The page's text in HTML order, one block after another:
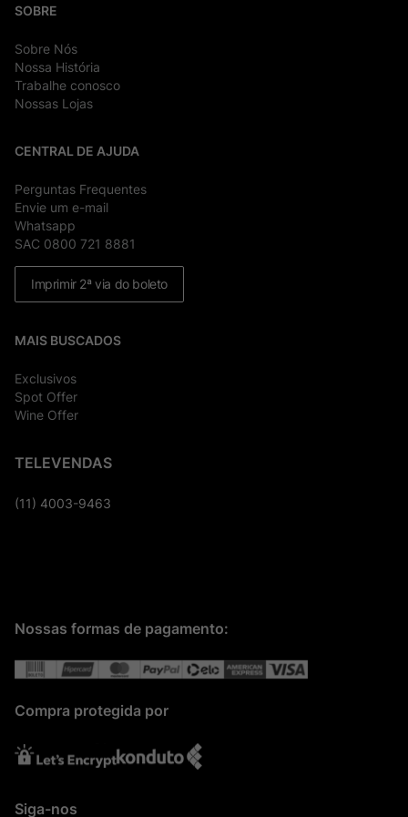
SOBRE
Sobre Nós
Nossa História
Trabalhe conosco
Nossas Lojas
CENTRAL DE AJUDA
Perguntas Frequentes
Envie um e-mail
Whatsapp
SAC 0800 721 8881
Imprimir 2ª via do boleto
MAIS BUSCADOS
Exclusivos
Spot Offer
Wine Offer
TELEVENDAS
(11) 4003-9463
Nossas formas de pagamento:
Compra protegida por
Siga-nos